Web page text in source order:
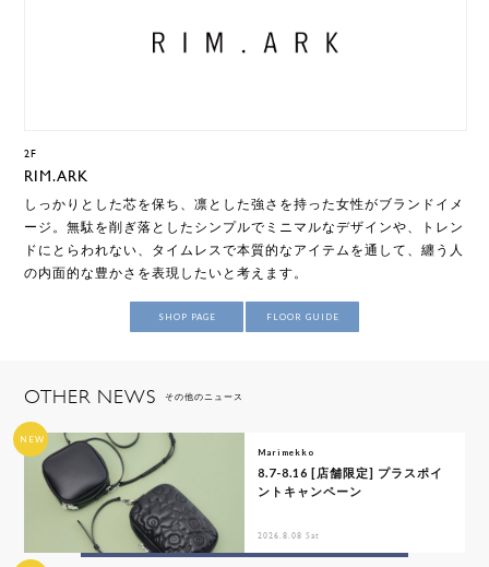
2F
RIM.ARK
しっかりとした芯を保ち、凛とした強さを持った女性がブランドイメ
ージ。無駄を削ぎ落としたシンプルでミニマルなデザインや、トレン
ドにとらわれない、タイムレスで本質的なアイテムを通して、纏う人
の内面的な豊かさを表現したいと考えます。
SHOP PAGE FLOOR GUIDE
OTHER NEWS その他のニュース
NEW
Marimekko
8.7-8.16 [店舗限定] プラスポイ
ントキャンペーン
2026.8.08 Sat